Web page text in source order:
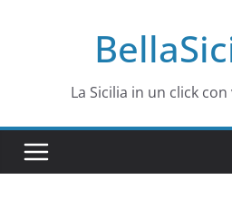
La Sicilia in un click